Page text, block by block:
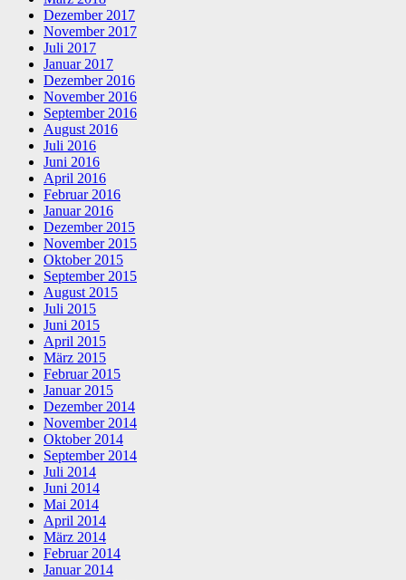
Dezember 2017
November 2017
Juli 2017
Januar 2017
Dezember 2016
November 2016
September 2016
August 2016
Juli 2016
Juni 2016
April 2016
Februar 2016
Januar 2016
Dezember 2015
November 2015
Oktober 2015
September 2015
August 2015
Juli 2015
Juni 2015
April 2015
März 2015
Februar 2015
Januar 2015
Dezember 2014
November 2014
Oktober 2014
September 2014
Juli 2014
Juni 2014
Mai 2014
April 2014
März 2014
Februar 2014
Januar 2014